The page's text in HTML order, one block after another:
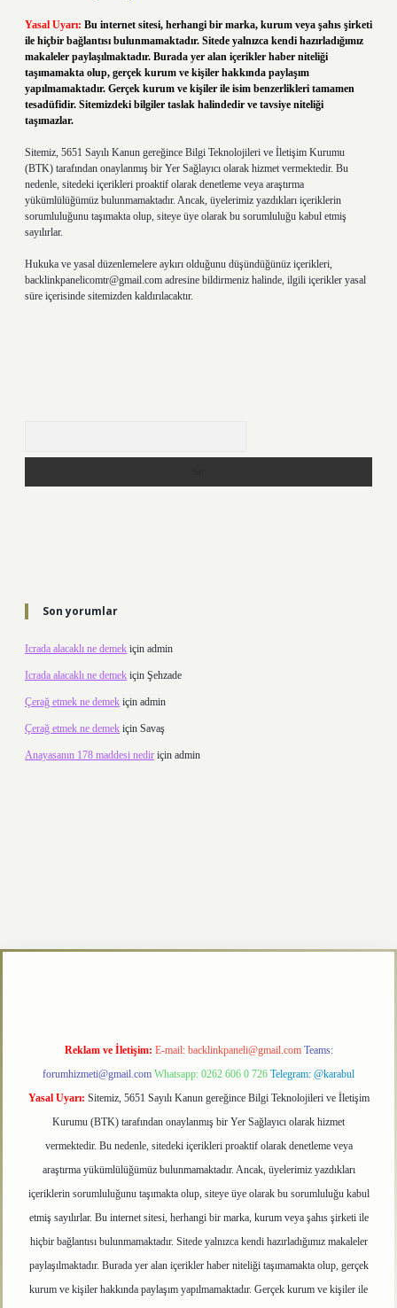
Yasal Uyarı: Bu internet sitesi, herhangi bir marka, kurum veya şahıs şirketi
ile hiçbir bağlantısı bulunmamaktadır. Sitede yalnızca kendi hazırladığımız
makaleler paylaşılmaktadır. Burada yer alan içerikler haber niteliği
taşımamakta olup, gerçek kurum ve kişiler hakkında paylaşım
yapılmamaktadır. Gerçek kurum ve kişiler ile isim benzerlikleri tamamen
tesadüfidir. Sitemizdeki bilgiler taslak halindedir ve tavsiye niteliği
taşımazlar.
Sitemiz, 5651 Sayılı Kanun gereğince Bilgi Teknolojileri ve İletişim Kurumu
(BTK) tarafından onaylanmış bir Yer Sağlayıcı olarak hizmet vermektedir. Bu
nedenle, sitedeki içerikleri proaktif olarak denetleme veya araştırma
yükümlülüğümüz bulunmamaktadır. Ancak, üyelerimiz yazdıkları içeriklerin
sorumluluğunu taşımakta olup, siteye üye olarak bu sorumluluğu kabul etmiş
sayılırlar.
Hukuka ve yasal düzenlemelere aykırı olduğunu düşündüğünüz içerikleri,
backlinkpanelicomtr@gmail.com adresine bildirmeniz halinde, ilgili içerikler yasal
süre içerisinde sitemizden kaldırılacaktır.
Son yorumlar
Icrada alacaklı ne demek için admin
Icrada alacaklı ne demek için Şehzade
Çerağ etmek ne demek için admin
Çerağ etmek ne demek için Savaş
Anayasanın 178 maddesi nedir için admin
Reklam ve İletişim: E-mail: backlinkpaneli@gmail.com Teams:
forumhizmeti@gmail.com Whatsapp: 0262 606 0 726 Telegram: @karabul
Yasal Uyarı: Sitemiz, 5651 Sayılı Kanun gereğince Bilgi Teknolojileri ve İletişim
Kurumu (BTK) tarafından onaylanmış bir Yer Sağlayıcı olarak hizmet
vermektedir. Bu nedenle, sitedeki içerikleri proaktif olarak denetleme veya
araştırma yükümlülüğümüz bulunmamaktadır. Ancak, üyelerimiz yazdıkları
içeriklerin sorumluluğunu taşımakta olup, siteye üye olarak bu sorumluluğu kabul
etmiş sayılırlar. Bu internet sitesi, herhangi bir marka, kurum veya şahıs şirketi ile
hiçbir bağlantısı bulunmamaktadır. Sitede yalnızca kendi hazırladığımız makaleler
paylaşılmaktadır. Burada yer alan içerikler haber niteliği taşımamakta olup, gerçek
kurum ve kişiler hakkında paylaşım yapılmamaktadır. Gerçek kurum ve kişiler ile